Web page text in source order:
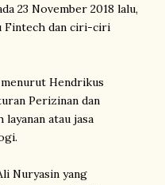
23 November 2018 lalu,
Fintech dan ciri-ciri
Hendrikus
Perizinan dan
layanan atau jasa
Nuryasin yang